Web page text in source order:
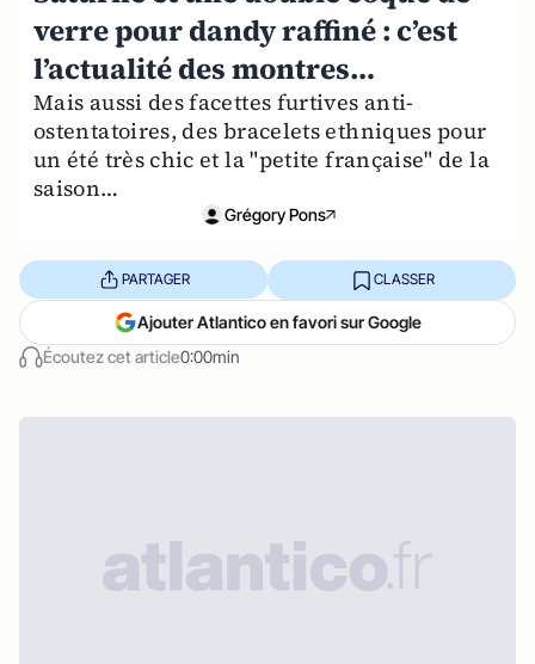
verre pour dandy raffiné : c’est
l’actualité des montres…
Mais aussi des facettes furtives anti-
ostentatoires, des bracelets ethniques pour
un été très chic et la "petite française" de la
saison…
Grégory Pons
Écoutez cet article0:00min
PARTAGER CLASSER
Ajouter Atlantico en favori sur Google